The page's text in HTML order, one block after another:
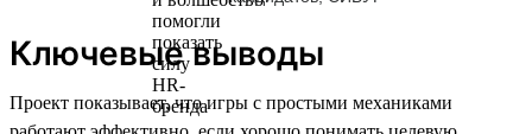
Ключевые выводы
Проект показывает, что игры с простыми механиками